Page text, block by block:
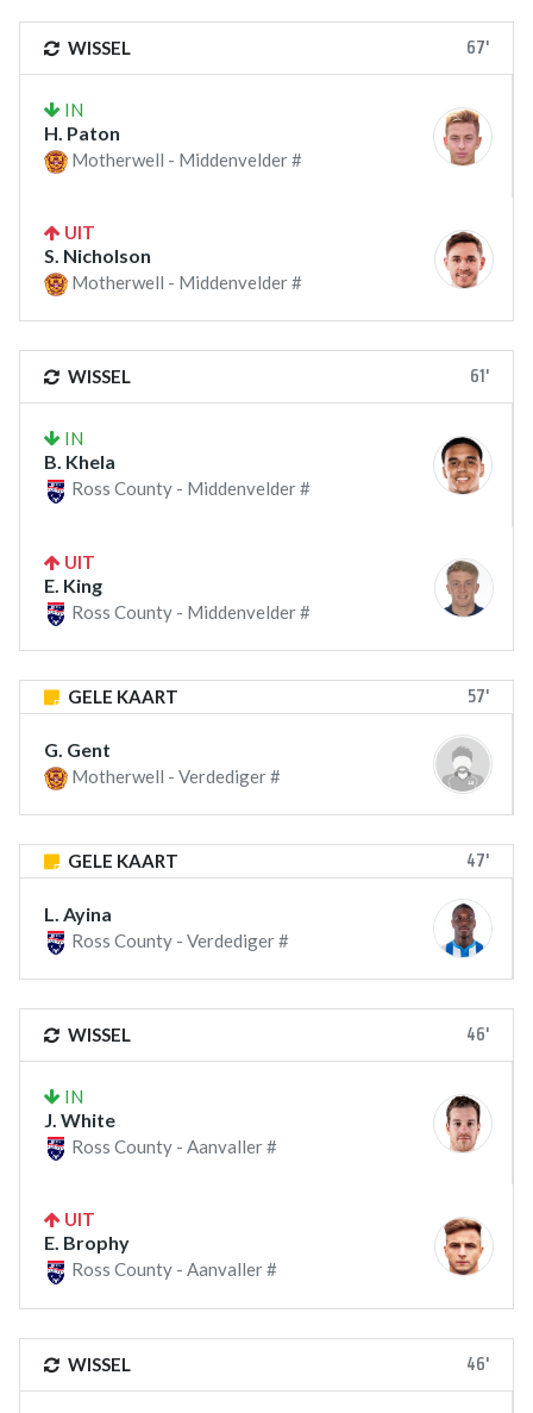
WISSEL 67'
IN
H. Paton
Motherwell - Middenvelder #
UIT
S. Nicholson
Motherwell - Middenvelder #
WISSEL 61'
IN
B. Khela
Ross County - Middenvelder #
UIT
E. King
Ross County - Middenvelder #
GELE KAART 57'
G. Gent
Motherwell - Verdediger #
GELE KAART 47'
L. Ayina
Ross County - Verdediger #
WISSEL 46'
IN
J. White
Ross County - Aanvaller #
UIT
E. Brophy
Ross County - Aanvaller #
WISSEL 46'